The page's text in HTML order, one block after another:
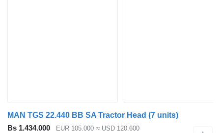
MAN TGS 22.440 BB SA Tractor Head (7 units)
Bs 1.434.000
EUR 105.000 ≈ USD 120.600